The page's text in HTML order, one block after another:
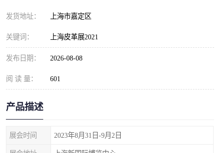
发货地址： 上海市嘉定区
关键词： 上海皮革展2021
发布日期： 2026-08-08
阅 读 量： 601
产品描述
展会时间 2023年8月31日-9月2日